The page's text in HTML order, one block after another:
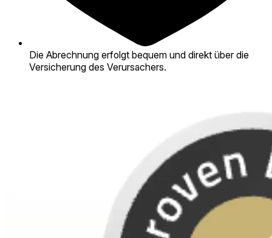
Die Abrechnung erfolgt bequem und direkt über die
Versicherung des Verursachers.